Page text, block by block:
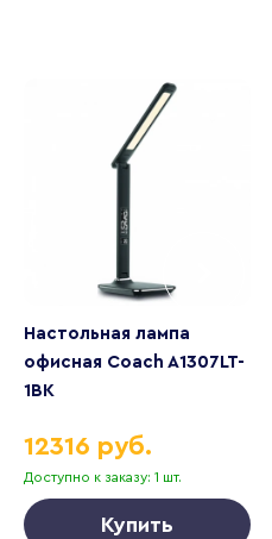
Настольная лампа
офисная Coach A1307LT-
1BK
Доступно к заказу: 1 шт.
12316 руб.
Купить